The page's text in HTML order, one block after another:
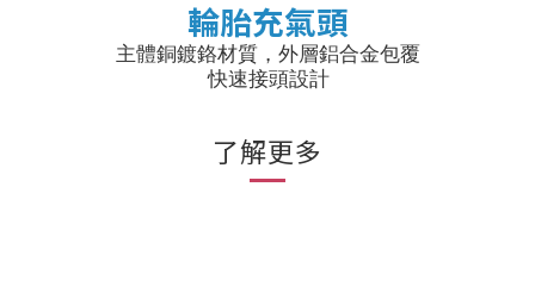
輪胎充氣頭
主體銅鍍鉻材質，外層鋁合金包覆
快速接頭設計
了解更多